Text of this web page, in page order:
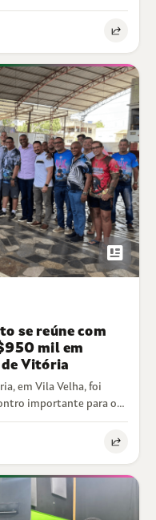
newsmode
se reúne com
mil em
de Vitória
em Vila Velha, foi
importante para os